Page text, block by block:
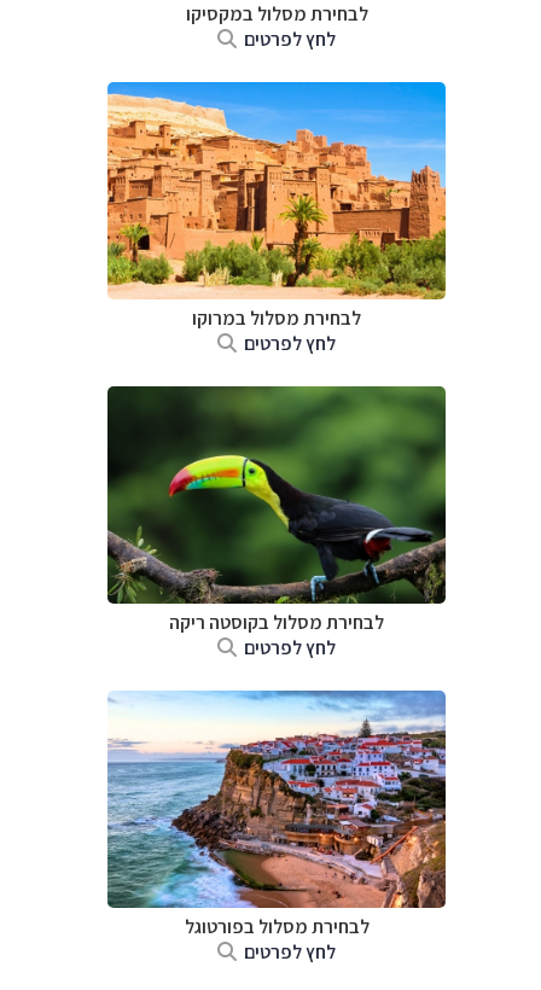
לבחירת מסלול במקסיקו
לחץ לפרטים
לבחירת מסלול במרוקו
לחץ לפרטים
לבחירת מסלול בקוסטה ריקה
לחץ לפרטים
לבחירת מסלול בפורטוגל
לחץ לפרטים